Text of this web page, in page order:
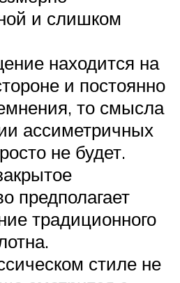
и слишком
находится на
и постоянно
то смысла
ассиметричных
не будет.
предполагает
традиционного
стиле не